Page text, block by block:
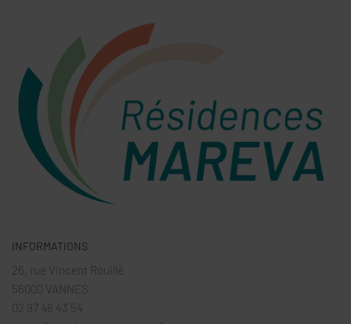
INFORMATIONS
26, rue Vincent Rouillé
56000 VANNES
02 97 46 43 54